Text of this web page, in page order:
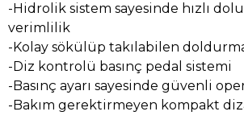
-Hidrolik sistem sayesinde hızlı
verimlilik
-Kolay sökülüp takılabilen
-Diz kontrolü basınç pedal sistemi
-Basınç ayarı sayesinde güvenli
-Bakım gerektirmeyen kompakt